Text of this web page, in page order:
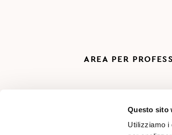
Questo sito
Utilizziamo i
AREA PER